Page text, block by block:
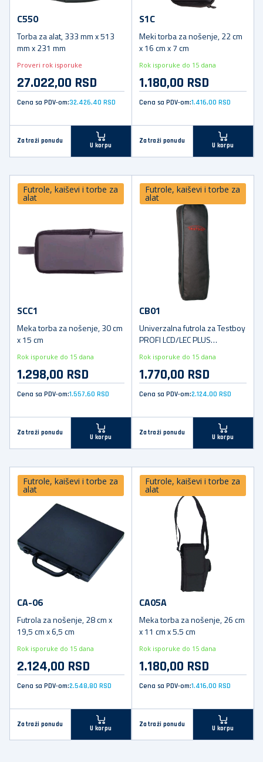
C550
Torba za alat, 333 mm x 513
mm x 231 mm
Proveri rok isporuke
27.022,00 RSD
Cena sa PDV-om:32.426,40 RSD
Zatraži ponudu
U korpu
S1C
Meki torba za nošenje, 22 cm
x 16 cm x 7 cm
Rok isporuke do 15 dana
1.180,00 RSD
Cena sa PDV-om:1.416,00 RSD
Zatraži ponudu
U korpu
Futrole, kaiševi i torbe za
alat
SCC1
Meka torba za nošenje, 30 cm
x 15 cm
Rok isporuke do 15 dana
1.298,00 RSD
Cena sa PDV-om:1.557,60 RSD
Zatraži ponudu
U korpu
Futrole, kaiševi i torbe za
alat
CB01
Univerzalna futrola za Testboy
PROFI LCD/LEC PLUS
cm
Rok isporuke do 15 dana
1.770,00 RSD
Cena sa PDV-om:2.124,00 RSD
Zatraži ponudu
U korpu
Futrole, kaiševi i torbe za
alat
CA-06
Futrola za nošenje, 28 cm x
19,5 cm x 6,5 cm
Rok isporuke do 15 dana
2.124,00 RSD
Cena sa PDV-om:2.548,80 RSD
Zatraži ponudu
U korpu
Futrole, kaiševi i torbe za
alat
CA05A
Meka torba za nošenje, 26 cm
x 11 cm x 5.5 cm
Rok isporuke do 15 dana
1.180,00 RSD
Cena sa PDV-om:1.416,00 RSD
Zatraži ponudu
U korpu